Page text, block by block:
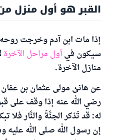
القبر هو أول منزل
إذا مات ابن آدم وخرجت
سيكون فيأول مراحل الآخرة
منازل الآخرة.
عن هانئ مولى عثمان بن
رضي الله عنه إذا وقف على
له: قد تَذكر الجنَّةَ والنَّار
إن رسول الله صلى الله عليه